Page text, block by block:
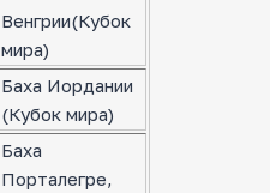
Венгрии(Кубок
мира)
Баха Иордании
(Кубок мира)
Баха
Порталегре,